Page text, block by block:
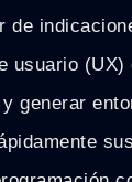
de
usuario
generar